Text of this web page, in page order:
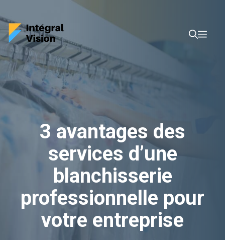
au
contenu
3 avantages des
services d’une
blanchisserie
professionnelle pour
votre entreprise